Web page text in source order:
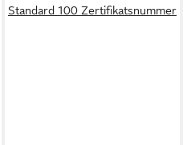
Standard 100 Zertifikatsnummer